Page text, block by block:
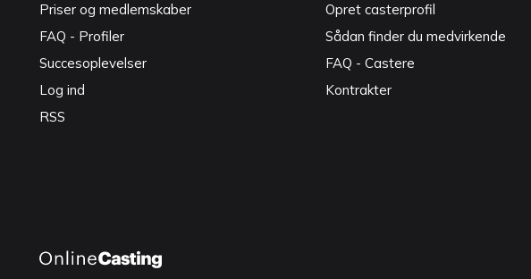
Priser og medlemskaber
FAQ - Profiler
Succesoplevelser
Log ind
RSS
Opret casterprofil
Sådan finder du medvirkende
FAQ - Castere
Kontrakter